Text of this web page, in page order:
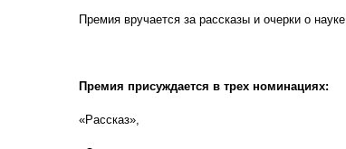
Премия вручается за рассказы и очерки о
Премия присуждается в трех номинациях:
«Рассказ»,